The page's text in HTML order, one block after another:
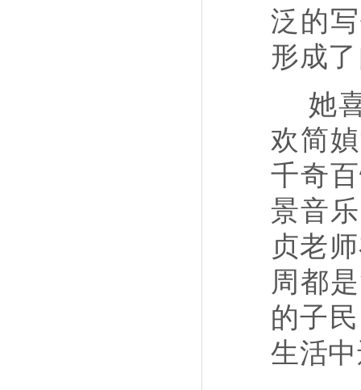
泛的
形成
她
欢简
千奇
景音
贞老
周都
的子
生活